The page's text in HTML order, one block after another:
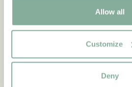
Allow all
Customize
Deny
Ähnliche Produkte
Empfehlungen für dich
ALLE BÜCHER ANZEIGEN